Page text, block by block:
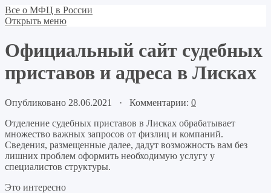
Все о МФЦ в России
Открыть меню
Официальный сайт судебных
приставов и адреса в Лисках
Опубликовано 28.06.2021 · Комментарии: 0
Отделение судебных приставов в Лисках обрабатывает
множество важных запросов от физлиц и компаний.
Сведения, размещенные далее, дадут возможность вам без
лишних проблем оформить необходимую услугу у
специалистов структуры.
Это интересно